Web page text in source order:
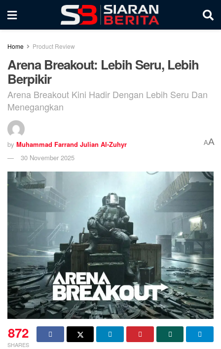
Home Product Review
Arena Breakout: Lebih Seru, Lebih
Berpikir
Arena Breakout Kini Hadir Dengan Lebih Seru Dan
Menegangkan
by Muhammad Farrand Julian Al-Zuhyr
30 November 2025
AA
872
SHARES